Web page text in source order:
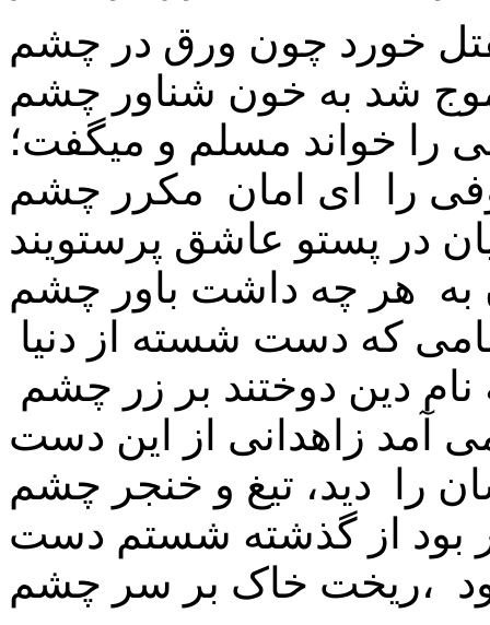
خورد چون ورق در چشم
شد به خون شناور چشم
را خواند مسلم و میگفت؛
را ای امان مکرر چشم
به هر چه داشت باور چشم
که دست شسته از دنیا
نام دین دوختند بر زر چشم
آمد زاهدانی از این دست
را دید، تیغ و خنجر چشم
بود از گذشته شستم دست
،ریخت خاک بر سر چشم